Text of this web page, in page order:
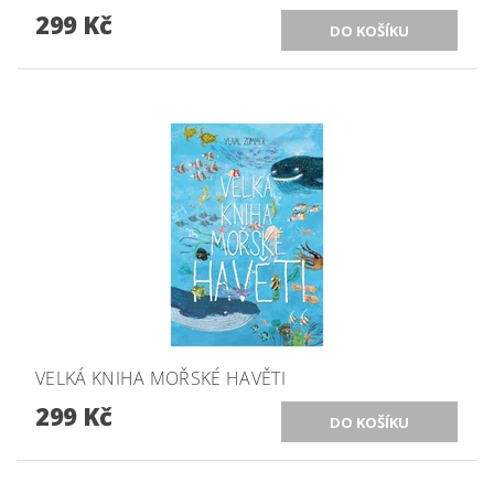
299 Kč
VELKÁ KNIHA MOŘSKÉ HAVĚTI
299 Kč